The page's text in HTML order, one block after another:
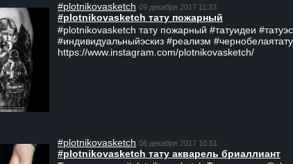
#plotnikovasketch 09 декабря 2017 11:33
#plotnikovasketch тату пожарный
#plotnikovasketch тату пожарный #татуидеи
#индивидуальныйэскиз #реализм
https://www.instagram.com/plotnikovasketch/
#plotnikovasketch 06 декабря 2017 10:51
#plotnikovasketch тату акварель бриаллиант